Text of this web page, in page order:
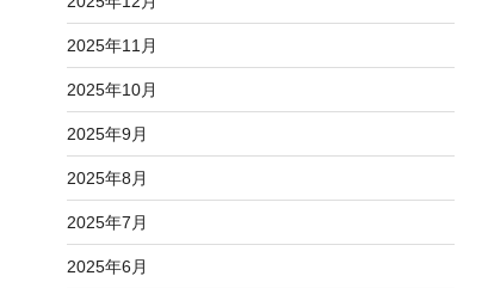
2025年11月
2025年10月
2025年9月
2025年8月
2025年7月
2025年6月